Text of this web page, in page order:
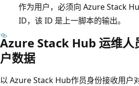
作为用户，必须向 Azure Stack
ID，该 ID 是上一脚本的输出。
Azure Stack Hub 运维人
户数据
以 Azure Stack Hub作员身份接收用户